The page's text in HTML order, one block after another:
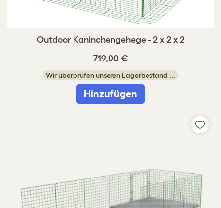
Outdoor Kaninchengehege - 2 x 2 x 2
719,00 €
Wir überprüfen unseren Lagerbestand ...
Hinzufügen